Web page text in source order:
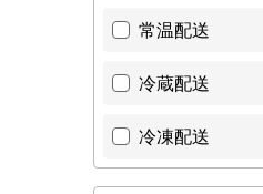
常温配送
冷蔵配送
冷凍配送